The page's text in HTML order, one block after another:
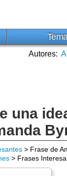
Autores: A
una
> Frase de
> Frases